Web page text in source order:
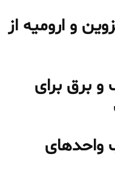
و ارومیه از
برق برای
پلمب واحدهای